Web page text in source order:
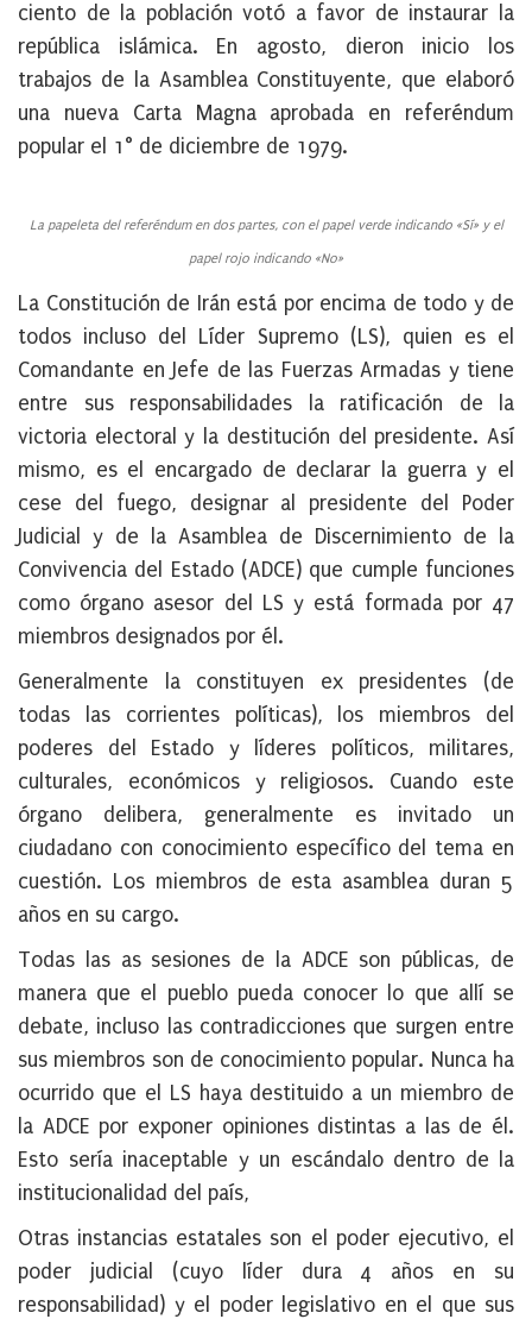
ciento de la población votó a favor de instaurar la
república islámica. En agosto, dieron inicio los
trabajos de la Asamblea Constituyente, que elaboró
una nueva Carta Magna aprobada en referéndum
popular el 1° de diciembre de 1979.
La papeleta del referéndum en dos partes, con el papel verde indicando «Sí» y el
papel rojo indicando «No»
La Constitución de Irán está por encima de todo y de
todos incluso del Líder Supremo (LS), quien es el
Comandante en Jefe de las Fuerzas Armadas y tiene
entre sus responsabilidades la ratificación de la
victoria electoral y la destitución del presidente. Así
mismo, es el encargado de declarar la guerra y el
cese del fuego, designar al presidente del Poder
Judicial y de la Asamblea de Discernimiento de la
Convivencia del Estado (ADCE) que cumple funciones
como órgano asesor del LS y está formada por 47
miembros designados por él.
Generalmente la constituyen ex presidentes (de
todas las corrientes políticas), los miembros del
poderes del Estado y líderes políticos, militares,
culturales, económicos y religiosos. Cuando este
órgano delibera, generalmente es invitado un
ciudadano con conocimiento específico del tema en
cuestión. Los miembros de esta asamblea duran 5
años en su cargo.
Todas las as sesiones de la ADCE son públicas, de
manera que el pueblo pueda conocer lo que allí se
debate, incluso las contradicciones que surgen entre
sus miembros son de conocimiento popular. Nunca ha
ocurrido que el LS haya destituido a un miembro de
la ADCE por exponer opiniones distintas a las de él.
Esto sería inaceptable y un escándalo dentro de la
institucionalidad del país,
Otras instancias estatales son el poder ejecutivo, el
poder judicial (cuyo líder dura 4 años en su
responsabilidad) y el poder legislativo en el que sus